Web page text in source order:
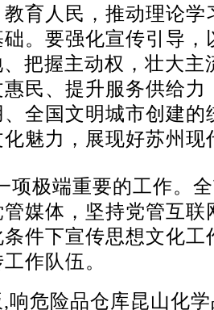
育人民，推动理论
。要强化宣传引导
把握主动权，壮大
民、提升服务供给
全国文明城市创建
魅力，展现好苏州现
项极端重要的工作。
媒体，坚持党管互
件下宣传思想文化
作队伍。